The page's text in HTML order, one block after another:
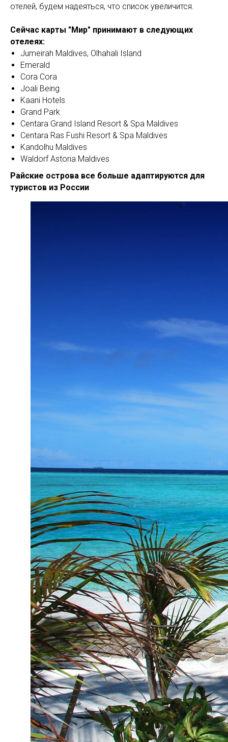
отелей, будем надеяться, что список увеличится.
Сейчас карты "Мир" принимают в следующих
отелеях:
Jumeirah Maldives, Olhahali Island
Emerald
Cora Cora
Joali Being
Kaani Hotels
Grand Park
Centara Grand Island Resort & Spa Maldives
Centara Ras Fushi Resort & Spa Maldives
Kandolhu Maldives
Waldorf Astoria Maldives
Райские острова все больше адаптируются для
туристов из России